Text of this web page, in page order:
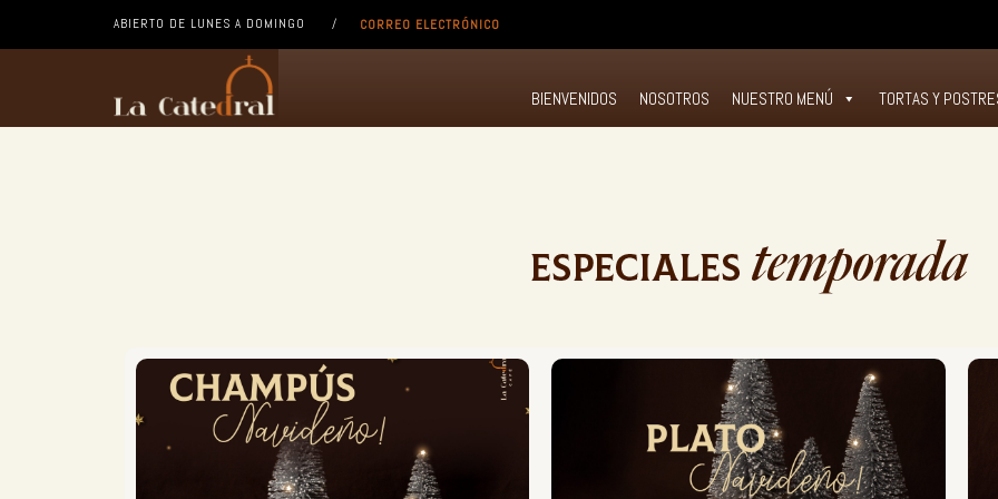
ABIERTO DE LUNES A DOMINGO / CORREO ELECTRÓNICO
BIENVENIDOS NOSOTROS NUESTRO MENÚ TORTAS Y